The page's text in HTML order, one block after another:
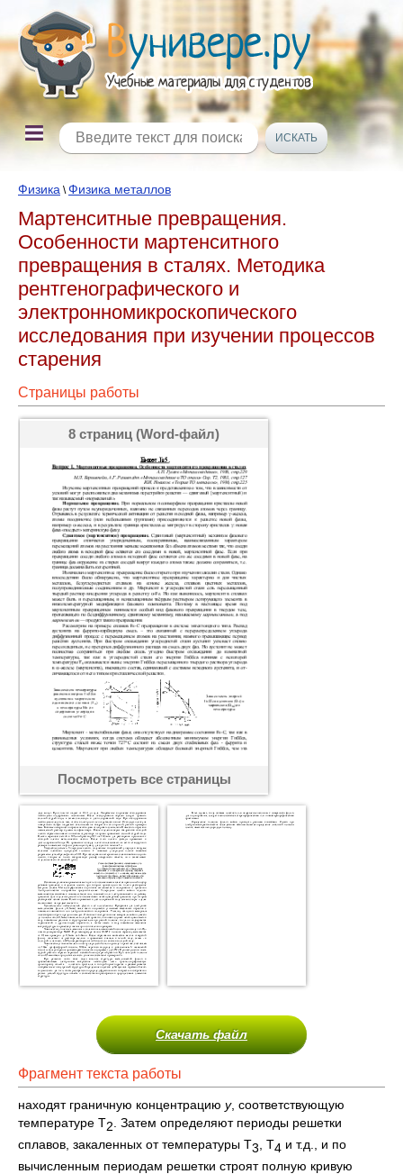
Физика \Физика металлов
Мартенситные превращения.
Особенности мартенситного
превращения в сталях. Методика
рентгенографического и
электронномикроскопического
исследования при изучении процессов
старения
Страницы работы
8 страниц (Word-файл)
Посмотреть все страницы
Скачать файл
Фрагмент текста работы
находят граничную концентрацию у, соответствующую
температуре Т2 . Затем определяют периоды решетки
сплавов, закаленных от температуры Т3 , Т4 и т.д., и по
вычисленным периодам решетки строят полную кривую